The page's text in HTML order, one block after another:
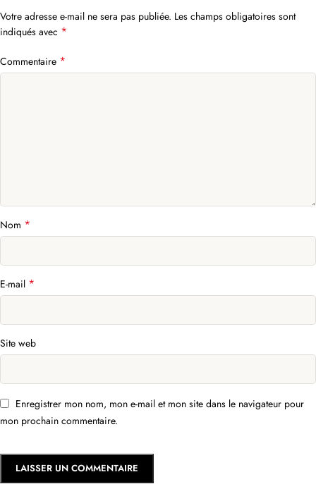
Votre adresse e-mail ne sera pas publiée. Les champs obligatoires sont
indiqués avec *
Commentaire *
Nom *
E-mail *
Site web
Enregistrer mon nom, mon e-mail et mon site dans le navigateur pour
mon prochain commentaire.